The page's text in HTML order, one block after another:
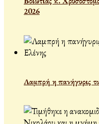
2026
Λαμπρή η πανήγυρις